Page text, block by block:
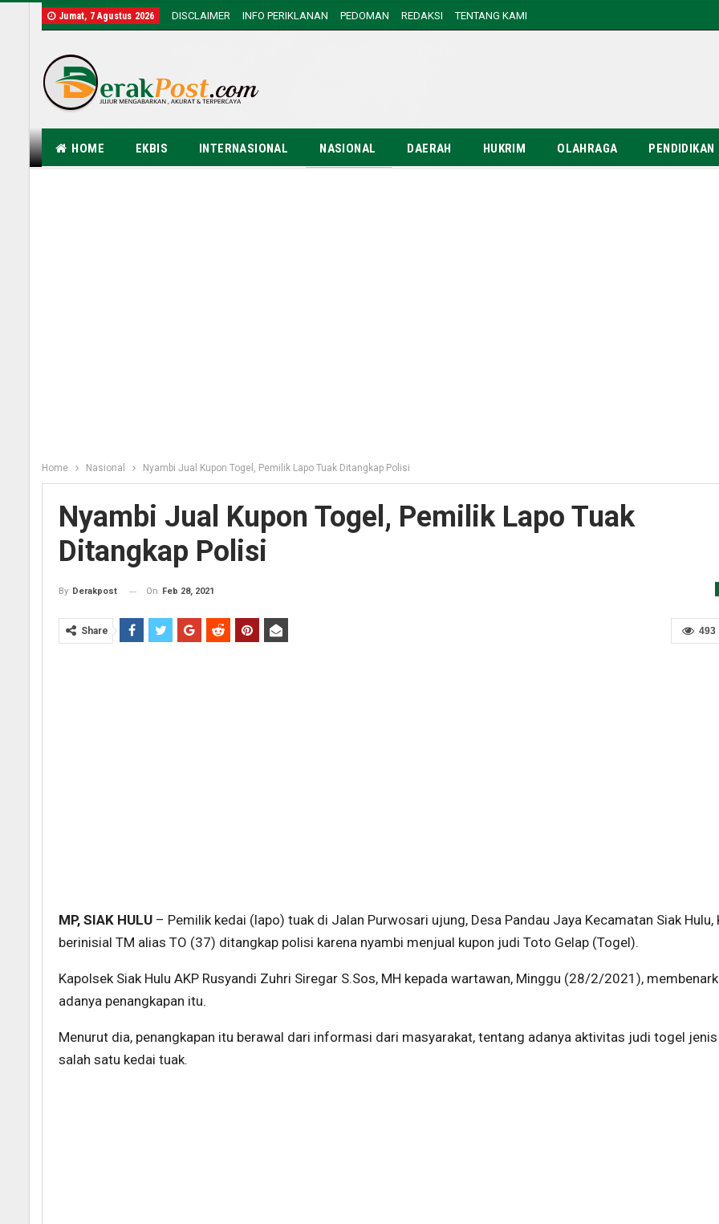
Jumat, 7 Agustus 2026 DISCLAIMER INFO PERIKLANAN PEDOMAN REDAKSI TENTANG KAMI
HOME EKBIS INTERNASIONAL NASIONAL DAERAH HUKRIM OLAHRAGA PENDIDIKAN
Home Nasional Nyambi Jual Kupon Togel, Pemilik Lapo Tuak Ditangkap Polisi
Nyambi Jual Kupon Togel, Pemilik Lapo Tuak
Ditangkap Polisi
By Derakpost On Feb 28, 2021
493
Share
MP, SIAK HULU – Pemilik kedai (lapo) tuak di Jalan Purwosari ujung, Desa Pandau Jaya Kecamatan Siak Hulu,
berinisial TM alias TO (37) ditangkap polisi karena nyambi menjual kupon judi Toto Gelap (Togel).
Kapolsek Siak Hulu AKP Rusyandi Zuhri Siregar S.Sos, MH kepada wartawan, Minggu (28/2/2021),
adanya penangkapan itu.
Menurut dia, penangkapan itu berawal dari informasi dari masyarakat, tentang adanya aktivitas judi togel
salah satu kedai tuak.